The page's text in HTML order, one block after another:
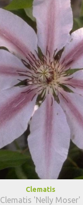
Clematis
Clematis 'Nelly Moser'